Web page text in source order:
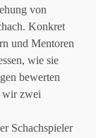
von
Konkret
und Mentoren
wie sie
bewerten
wir zwei
Schachspieler